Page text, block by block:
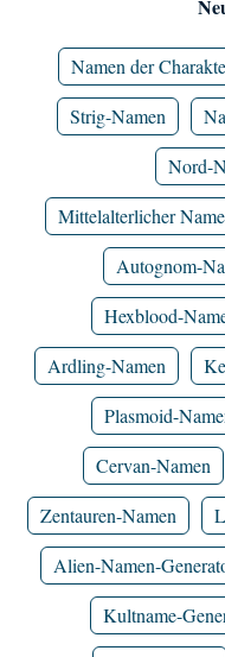
Namen der
Strig-Namen
Nord-
Mittelalterlicher
Autognom-
Hexblood-
Ardling-Namen
Plasmoid-
Cervan-Namen
Zentauren-Namen
Alien-Namen-
Kultname-